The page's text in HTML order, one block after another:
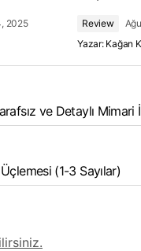
2025
Review
Yazar: Kağan
ve Detaylı Mimari
(1-3 Sayılar)